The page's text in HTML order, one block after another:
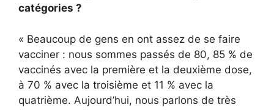
catégories ?
« Beaucoup de gens en ont assez de se faire
vacciner : nous sommes passés de 80, 85 % de
vaccinés avec la première et la deuxième dose,
à 70 % avec la troisième et 11 % avec la
quatrième. Aujourd’hui, nous parlons de très